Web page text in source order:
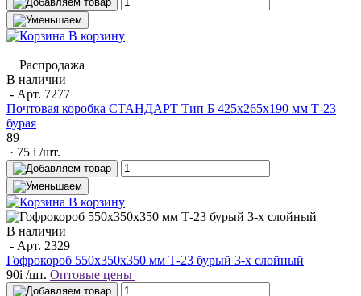
В корзину
Распродажа
В наличии
- Арт. 7277
Почтовая коробка СТАНДАРТ Тип Б 425х265х190 мм Т-23
бурая
89
· 75 i /шт.
В корзину
В наличии
- Арт. 2329
Гофрокороб 550х350х350 мм Т-23 бурый 3-х слойный
90i /шт. Оптовые цены